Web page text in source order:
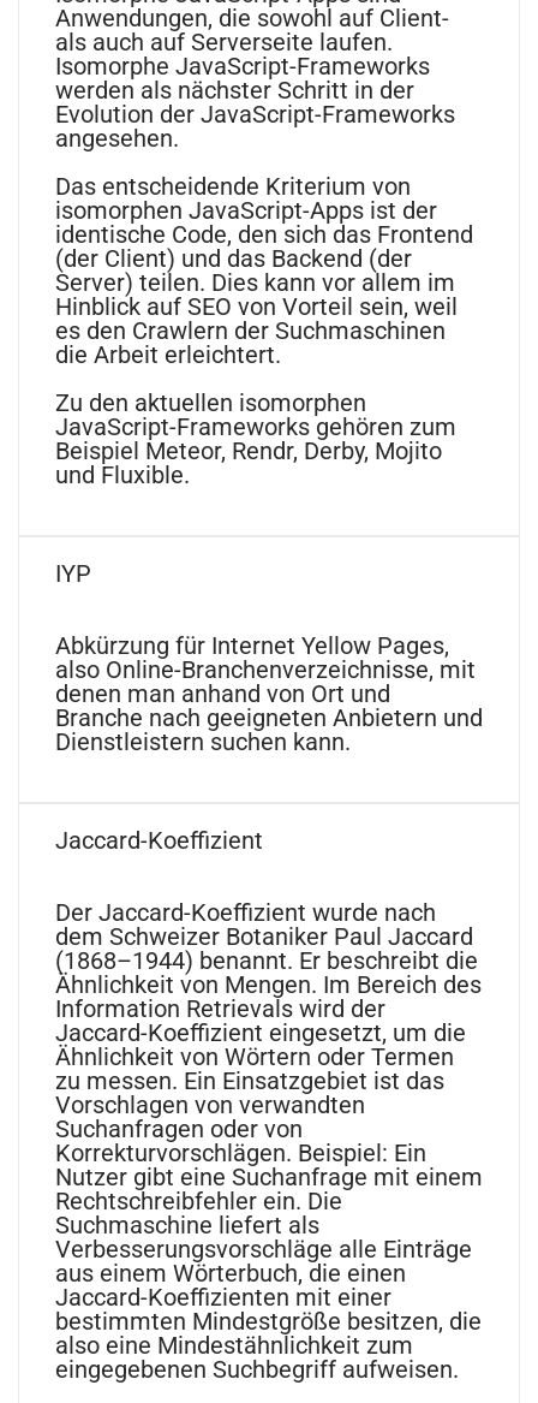
Anwendungen, die sowohl auf Client-
als auch auf Serverseite laufen.
Isomorphe JavaScript-Frameworks
werden als nächster Schritt in der
Evolution der JavaScript-Frameworks
angesehen.
Das entscheidende Kriterium von
isomorphen JavaScript-Apps ist der
identische Code, den sich das Frontend
(der Client) und das Backend (der
Server) teilen. Dies kann vor allem im
Hinblick auf SEO von Vorteil sein, weil
es den Crawlern der Suchmaschinen
die Arbeit erleichtert.
Zu den aktuellen isomorphen
JavaScript-Frameworks gehören zum
Beispiel Meteor, Rendr, Derby, Mojito
und Fluxible.
IYP
Abkürzung für Internet Yellow Pages,
also Online-Branchenverzeichnisse, mit
denen man anhand von Ort und
Branche nach geeigneten Anbietern und
Dienstleistern suchen kann.
Jaccard-Koeffizient
Der Jaccard-Koeffizient wurde nach
dem Schweizer Botaniker Paul Jaccard
(1868–1944) benannt. Er beschreibt die
Ähnlichkeit von Mengen. Im Bereich des
Information Retrievals wird der
Jaccard-Koeffizient eingesetzt, um die
Ähnlichkeit von Wörtern oder Termen
zu messen. Ein Einsatzgebiet ist das
Vorschlagen von verwandten
Suchanfragen oder von
Korrekturvorschlägen. Beispiel: Ein
Nutzer gibt eine Suchanfrage mit einem
Rechtschreibfehler ein. Die
Suchmaschine liefert als
Verbesserungsvorschläge alle Einträge
aus einem Wörterbuch, die einen
Jaccard-Koeffizienten mit einer
bestimmten Mindestgröße besitzen, die
also eine Mindestähnlichkeit zum
eingegebenen Suchbegriff aufweisen.